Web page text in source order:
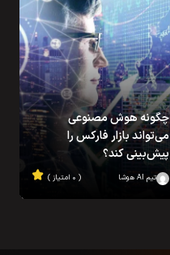
چگونه هوش مصنوعی
می‌تواند بازار فارکس را
پیش‌بینی کند؟
تیم AI هوشا ( ۰ امتیاز )